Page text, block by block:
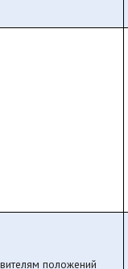
положений